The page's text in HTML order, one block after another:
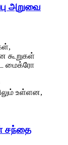
அறுவை
கூறுகள்
மைக்ரோ
உள்ளன,
சந்தை